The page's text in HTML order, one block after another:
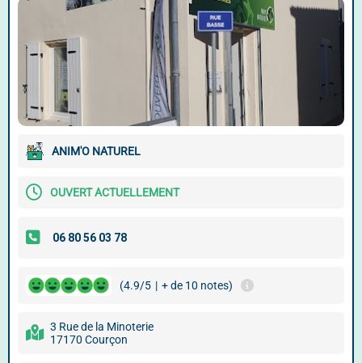
ANIM'O NATUREL
OUVERT ACTUELLEMENT
(4.9/5 | + de 10 notes)
3 Rue de la Minoterie
17170 Courçon